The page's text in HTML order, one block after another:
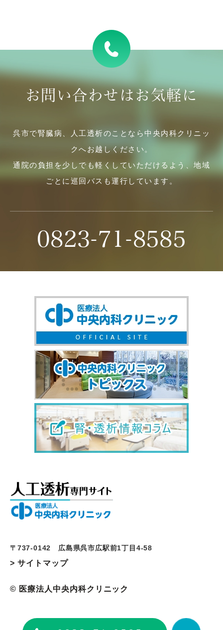
お問い合わせはお気軽に
呉市で腎臓病、人工透析のことなら中央内科クリニッ
クへお越しください。
通院の負担を少しでも軽くしていただけるよう、地域
ごとに巡回バスも運行しています。
0823-71-8585
〒737-0142 広島県呉市広駅前1丁目4-58
> サイトマップ
© 医療法人中央内科クリニック